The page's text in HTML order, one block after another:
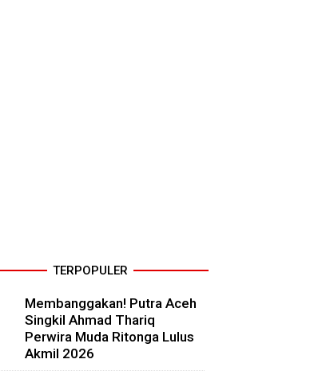
TERPOPULER
Membanggakan! Putra Aceh
Singkil Ahmad Thariq
Perwira Muda Ritonga Lulus
Akmil 2026